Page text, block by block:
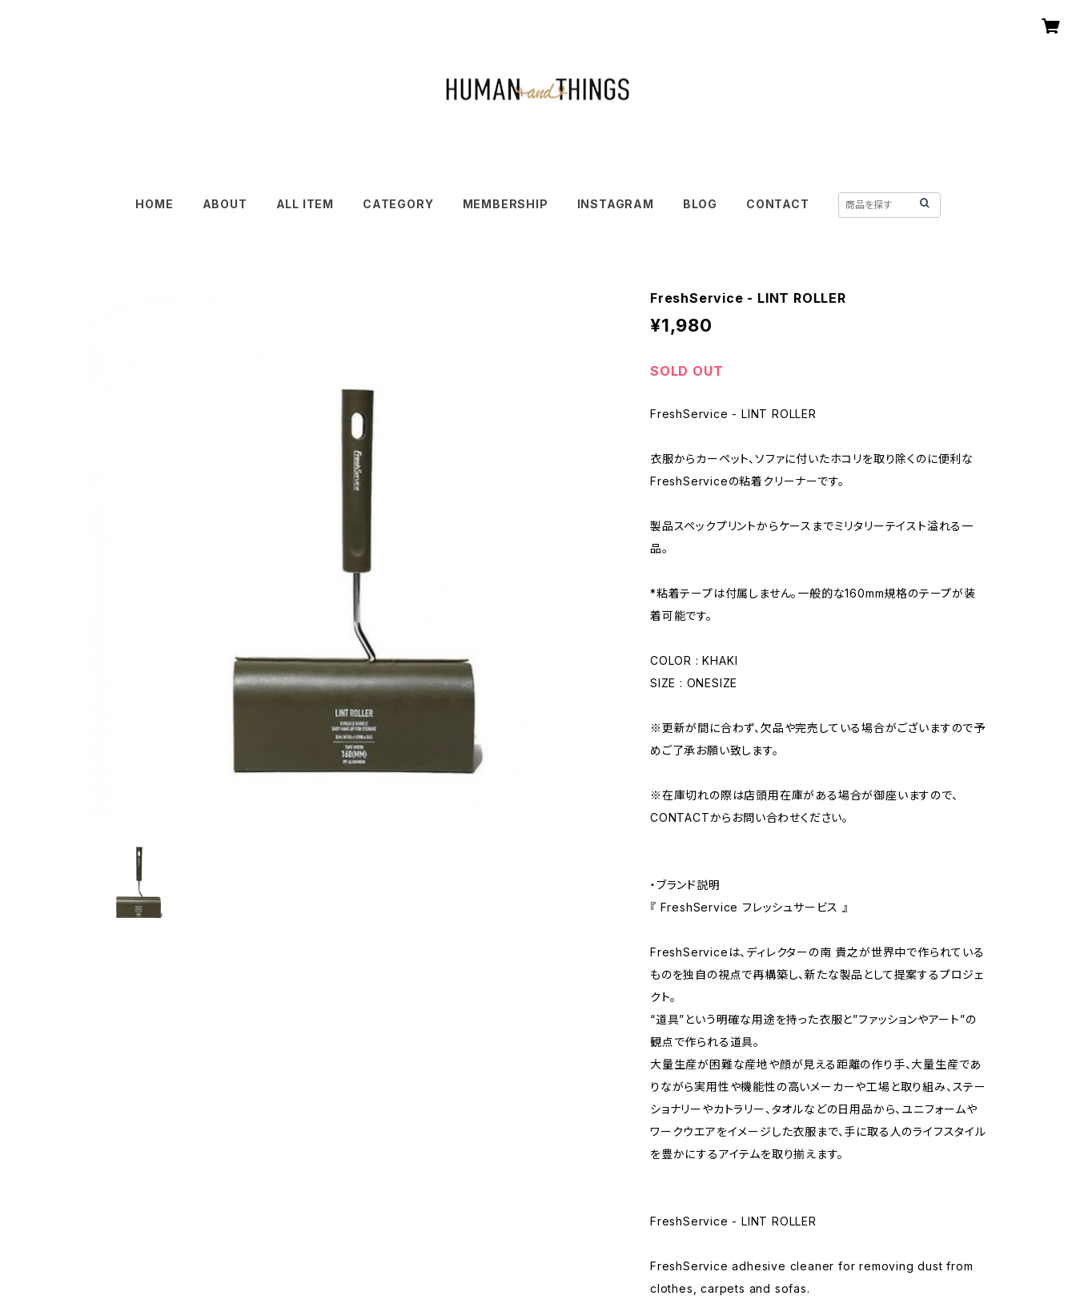
HOME ABOUT ALL ITEM CATEGORY MEMBERSHIP INSTAGRAM BLOG CONTACT
FreshService - LINT ROLLER
¥1,980
SOLD OUT
FreshService - LINT ROLLER
衣服からカーペット、ソファに付いたホコリを取り除くのに便利な
FreshServiceの粘着クリーナーです。
製品スペックプリントからケースまでミリタリーテイスト溢れる一
品。
*粘着テープは付属しません。一般的な160mm規格のテープが装
着可能です。
COLOR : KHAKI
SIZE : ONESIZE
※更新が間に合わず、欠品や完売している場合がございますので予
めご了承お願い致します。
※在庫切れの際は店頭用在庫がある場合が御座いますので、
CONTACTからお問い合わせください。
・ブランド説明
『 FreshService フレッシュサービス 』
FreshServiceは、ディレクターの南 貴之が世界中で作られている
ものを独自の視点で再構築し、新たな製品として提案するプロジェ
クト。
“道具”という明確な用途を持った衣服と”ファッションやアート”の
観点で作られる道具。
大量生産が困難な産地や顔が見える距離の作り手、大量生産であ
りながら実用性や機能性の高いメーカーや工場と取り組み、ステー
ショナリーやカトラリー、タオルなどの日用品から、ユニフォームや
ワークウエアをイメージした衣服まで、手に取る人のライフスタイル
を豊かにするアイテムを取り揃えます。
FreshService - LINT ROLLER
FreshService adhesive cleaner for removing dust from
clothes, carpets and sofas.